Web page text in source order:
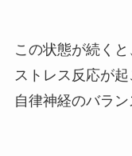
この状態が続く
ストレス反応が起
自律神経のバラン